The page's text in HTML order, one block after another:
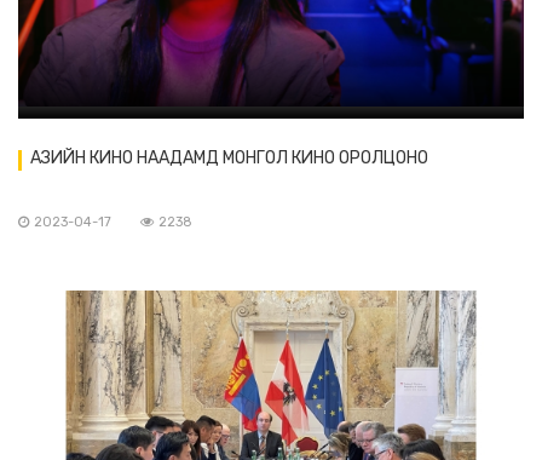
АЗИЙН КИНО НААДАМД МОНГОЛ КИНО ОРОЛЦОНО
2023-04-17 2238